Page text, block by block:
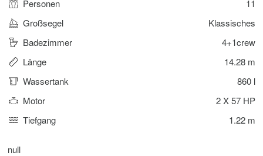
Personen
11
Großsegel
Klassisches
Badezimmer
4+1crew
Länge
14.28 m
Wassertank
860 l
Motor
2 X 57 HP
Tiefgang
1.22 m
null